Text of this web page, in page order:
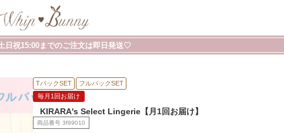
日祝15:00までのご注文は即日発送♡
TバックSET
フルバックSET
毎月1回お届け
KIRARA's Select Lingerie【月1回お届け】
商品番号 3f99010